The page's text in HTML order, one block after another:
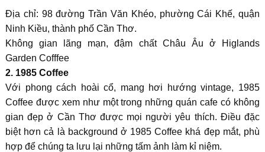
Địa chỉ: 98 đường Trần Văn Khéo, phường Cái Khế, quận
Ninh Kiều, thành phố Cần Thơ.
Không gian lãng mạn, đậm chất Châu Âu ở Higlands
Garden Cofffee
2. 1985 Coffee
Với phong cách hoài cổ, mang hơi hướng vintage, 1985
Coffee được xem như một trong những quán cafe có không
gian đẹp ở Cần Thơ được mọi người yêu thích. Điều đặc
biệt hơn cả là background ở 1985 Coffee khá đẹp mắt, phù
hợp để chúng ta lưu lại những tấm ảnh làm kỉ niệm.